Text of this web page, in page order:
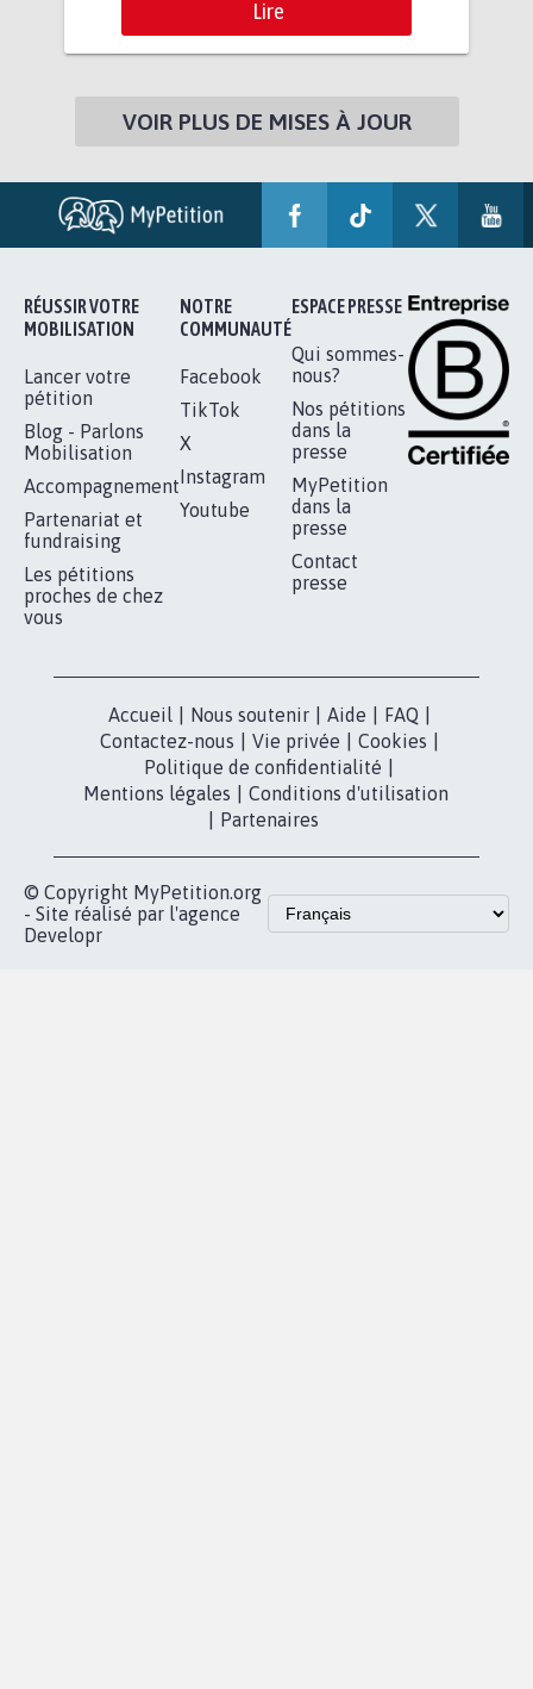
Lire
VOIR PLUS DE MISES À JOUR
RÉUSSIR VOTRE
MOBILISATION
Lancer votre
pétition
Blog - Parlons
Mobilisation
Accompagnement
Partenariat et
fundraising
Les pétitions
proches de chez
vous
NOTRE
COMMUNAUTÉ
Facebook
TikTok
X
Instagram
Youtube
ESPACE PRESSE
Qui sommes-
nous?
Nos pétitions
dans la
presse
MyPetition
dans la
presse
Contact
presse
Accueil Nous soutenir Aide FAQ
Contactez-nous
Vie privée Cookies
Politique de confidentialité
Mentions légales
Conditions d'utilisation
Partenaires
© Copyright MyPetition.org
- Site réalisé par l'agence
Developr